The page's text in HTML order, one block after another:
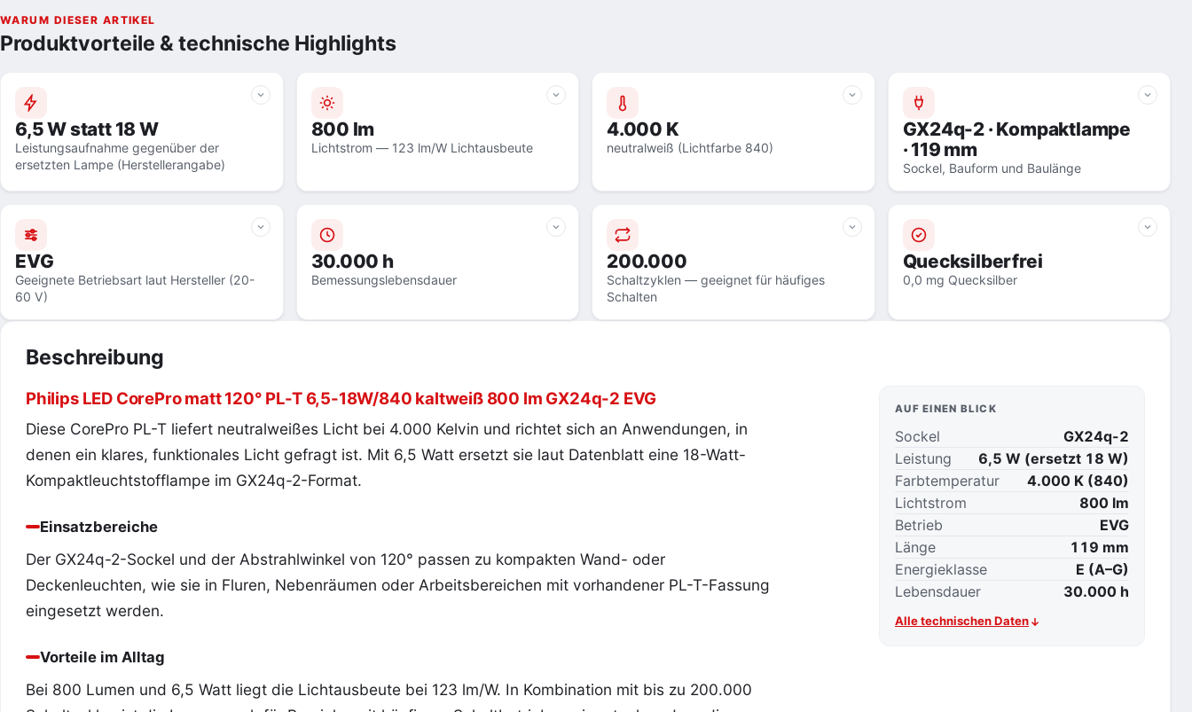
WARUM DIESER ARTIKEL
Produktvorteile & technische Highlights
6,5 W statt 18 W
Leistungsaufnahme gegenüber der
ersetzten Lampe (Herstellerangabe)
800 lm
Lichtstrom — 123 lm/W Lichtausbeute
4.000 K
neutralweiß (Lichtfarbe 840)
GX24q-2 · Kompaktlampe
· 119 mm
Sockel, Bauform und Baulänge
EVG
Geeignete Betriebsart laut Hersteller (20-
60 V)
30.000 h
Bemessungslebensdauer
200.000
Schaltzyklen — geeignet für häufiges
Schalten
Quecksilberfrei
0,0 mg Quecksilber
Beschreibung
Philips LED CorePro matt 120° PL-T 6,5-18W/840 kaltweiß 800 lm GX24q-2 EVG
Diese CorePro PL-T liefert neutralweißes Licht bei 4.000 Kelvin und richtet sich an Anwendungen, in
denen ein klares, funktionales Licht gefragt ist. Mit 6,5 Watt ersetzt sie laut Datenblatt eine 18-Watt-
Kompaktleuchtstofflampe im GX24q-2-Format.
Einsatzbereiche
Der GX24q-2-Sockel und der Abstrahlwinkel von 120° passen zu kompakten Wand- oder
Deckenleuchten, wie sie in Fluren, Nebenräumen oder Arbeitsbereichen mit vorhandener PL-T-Fassung
eingesetzt werden.
Vorteile im Alltag
Bei 800 Lumen und 6,5 Watt liegt die Lichtausbeute bei 123 lm/W. In Kombination mit bis zu 200.000
AUF EINEN BLICK
Sockel
GX24q-2
Leistung
6,5 W (ersetzt 18 W)
Farbtemperatur
4.000 K (840)
Lichtstrom
800 lm
Betrieb
EVG
Länge
119 mm
Energieklasse
E (A–G)
Lebensdauer
30.000 h
Alle technischen Daten